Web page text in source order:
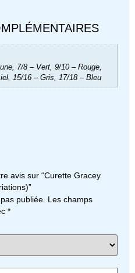
7/8 – Vert, 9/10 – Rouge,
15/16 – Gris, 17/18 – Bleu
avis sur “Curette Gracey
publiée. Les champs
*